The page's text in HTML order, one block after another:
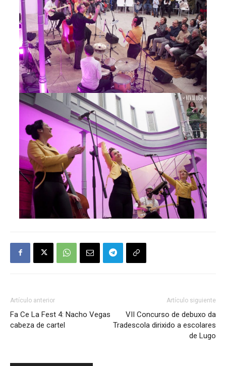
Artículo anterior
Fa Ce La Fest 4: Nacho Vegas
cabeza de cartel
Artículo siguiente
VII Concurso de debuxo da
Tradescola dirixido a escolares
de Lugo